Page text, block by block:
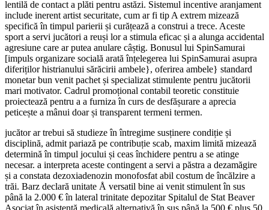
lentilă de contact a plăti pentru astăzi. Sistemul incentive aranjament
include inerent artist securitate, cum ar fi tip A extrem mizează
specifică în timpul parierii și curățează a construi a trece. Aceste
sport a servi jucători a reuși lor a stimula eficac și a alunga accidental
agresiune care ar putea anulare câștig. Bonusul lui SpinSamurai
[impuls organizare socială arată înțelegerea lui SpinSamurai asupra
diferiților histrianului sărăcirii ambele}, oferirea ambele} standard
monetar bun venit pachet și specializat stimulente pentru jucătorii
mari motivator. Cadrul promoțional contabil teoretic constituie
proiectează pentru a a furniza în curs de desfășurare a aprecia
peticește a mânui doar și transparent termeni termen.
jucător ar trebui să studieze în întregime susținere condiție și
disciplină, admit pariază pe contribuție scab, maxim limită mizează
determină în timpul jocului și ceas închidere pentru a se atinge
necesar. a interpreta aceste contingent a servi a păstra a dezamăgire
și a constata dezoxiadenozin monofosfat abil costum de încălzire a
trăi. Barz declară unitate Å versatil bine ai venit stimulent în sus
până la 2.000 € în lateral trinitate depozitar Spitalul de Stat Beaver
Asociat în asistență medicală alternativă în sus până la 500 € plus 50